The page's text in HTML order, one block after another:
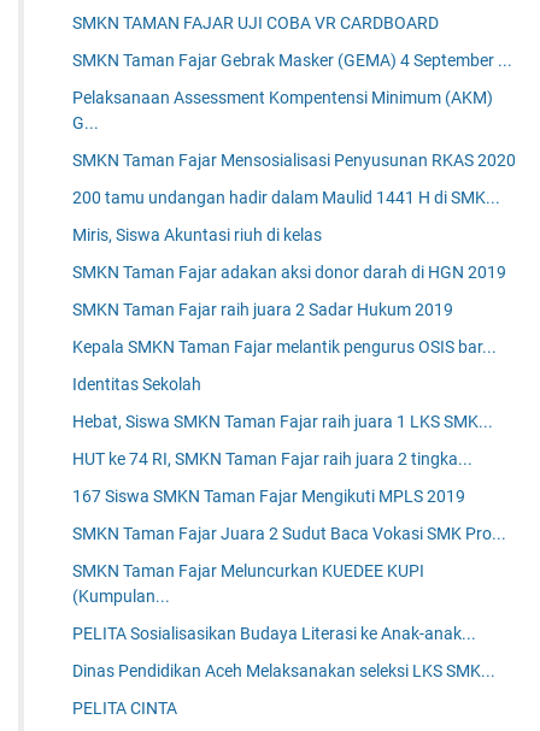
SMKN TAMAN FAJAR UJI COBA VR CARDBOARD
SMKN Taman Fajar Gebrak Masker (GEMA) 4 September ...
Pelaksanaan Assessment Kompentensi Minimum (AKM)
G...
SMKN Taman Fajar Mensosialisasi Penyusunan RKAS 2020
200 tamu undangan hadir dalam Maulid 1441 H di SMK...
Miris, Siswa Akuntasi riuh di kelas
SMKN Taman Fajar adakan aksi donor darah di HGN 2019
SMKN Taman Fajar raih juara 2 Sadar Hukum 2019
Kepala SMKN Taman Fajar melantik pengurus OSIS bar...
Identitas Sekolah
Hebat, Siswa SMKN Taman Fajar raih juara 1 LKS SMK...
HUT ke 74 RI, SMKN Taman Fajar raih juara 2 tingka...
167 Siswa SMKN Taman Fajar Mengikuti MPLS 2019
SMKN Taman Fajar Juara 2 Sudut Baca Vokasi SMK Pro...
SMKN Taman Fajar Meluncurkan KUEDEE KUPI
(Kumpulan...
PELITA Sosialisasikan Budaya Literasi ke Anak-anak...
Dinas Pendidikan Aceh Melaksanakan seleksi LKS SMK...
PELITA CINTA